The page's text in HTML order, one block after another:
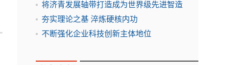
将济青发展轴带打造成为世界级先进智造
夯实理论之基 淬炼硬核内功
不断强化企业科技创新主体地位